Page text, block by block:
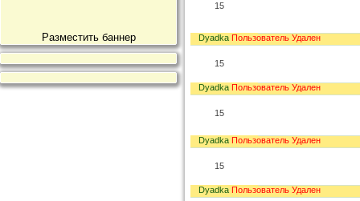
Разместить баннер
15
Dyadka Пользователь Удален
15
Dyadka Пользователь Удален
15
Dyadka Пользователь Удален
15
Dyadka Пользователь Удален